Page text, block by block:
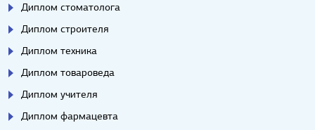
Диплом стоматолога
Диплом строителя
Диплом техника
Диплом товароведа
Диплом учителя
Диплом фармацевта